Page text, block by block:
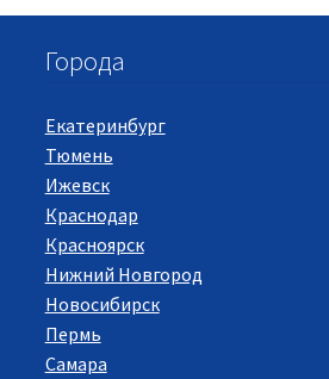
Города
Екатеринбург
Тюмень
Ижевск
Краснодар
Красноярск
Нижний Новгород
Новосибирск
Пермь
Самара